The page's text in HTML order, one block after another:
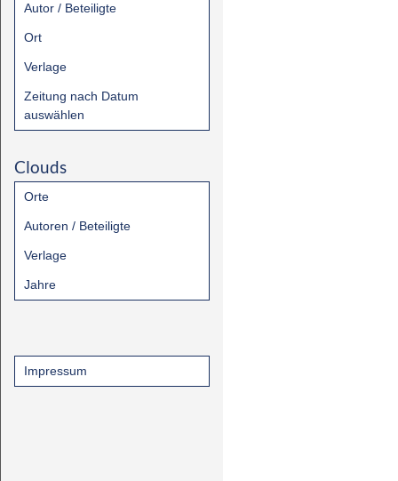
Autor / Beteiligte
Ort
Verlage
Zeitung nach Datum
auswählen
Clouds
Orte
Autoren / Beteiligte
Verlage
Jahre
Impressum